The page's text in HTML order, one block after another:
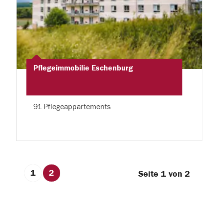
Pflegeimmobilie Eschenburg
91 Pflegeappartements
Seite 1 von 2
1 2